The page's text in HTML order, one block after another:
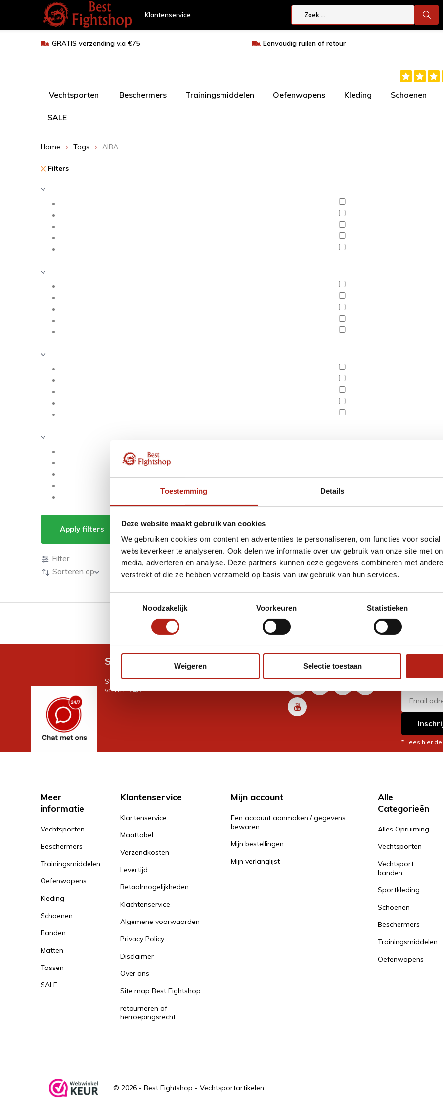
Toestemming Details
Deze website maakt gebruik van cookies
We gebruiken cookies om content en advertenties te personaliseren, om functies voor
websiteverkeer te analyseren. Ook delen we informatie over uw gebruik van onze site met
media, adverteren en analyse. Deze partners kunnen deze gegevens combineren met
verstrekt of die ze hebben verzameld op basis van uw gebruik van hun services.
Noodzakelijk
Voorkeuren Statistieken
Weigeren Selectie toestaan
Klantenservice
GRATIS verzending v.a €75 Eenvoudig ruilen of retour
Vechtsporten Beschermers Trainingsmiddelen Oefenwapens Kleding Schoenen
SALE
Home Tags AIBA
Filters
Apply filters Producten getagd met AIBA
Producten
Filter
Sorteren op
GRATIS verzending v.a €75 Eenvoudig ruilen of retour
Snel antwoord op je vraag?
Stel je vraag in de chat, en we helpen je graag
verder. 24/7
Volg ons
* Lees hier
Meer
informatie
Vechtsporten
Beschermers
Trainingsmiddelen
Oefenwapens
Kleding
Schoenen
Banden
Matten
Tassen
SALE
Klantenservice
Klantenservice
Maattabel
Verzendkosten
Levertijd
Betaalmogelijkheden
Klachtenservice
Algemene voorwaarden
Privacy Policy
Disclaimer
Over ons
Site map Best Fightshop
retourneren of
herroepingsrecht
Mijn account
Een account aanmaken / gegevens
bewaren
Mijn bestellingen
Mijn verlanglijst
Alle
Categorieën
Alles Opruiming
Vechtsporten
Vechtsport
banden
Sportkleding
Schoenen
Beschermers
Trainingsmiddelen
Oefenwapens
© 2026 - Best Fightshop - Vechtsportartikelen